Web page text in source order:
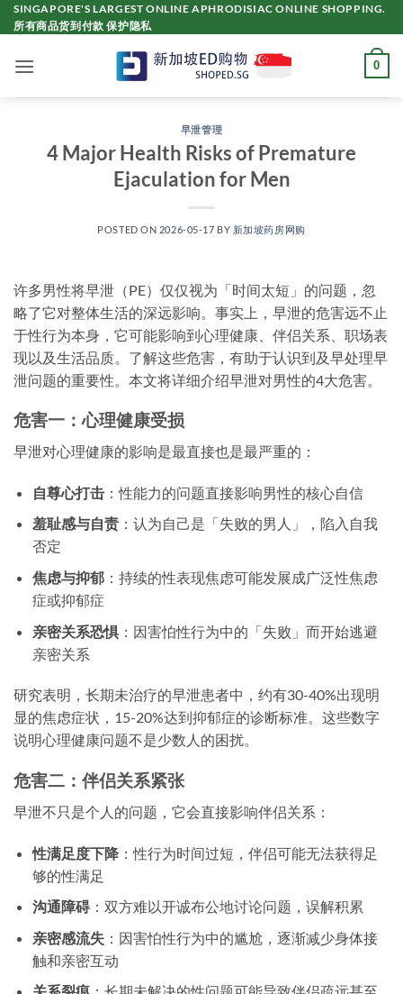
Skip
to
SINGAPORE'S LARGEST ONLINE APHRODISIAC ONLINE SHOPPING.
所有商品货到付款 保护隐私
0
早泄管理
4 Major Health Risks of Premature
Ejaculation for Men
POSTED ON 2026-05-17 BY 新加坡药房网购
许多男性将早泄（PE）仅仅视为「时间太短」的问题，忽
略了它对整体生活的深远影响。事实上，早泄的危害远不止
于性行为本身，它可能影响到心理健康、伴侣关系、职场表
现以及生活品质。了解这些危害，有助于认识到及早处理早
泄问题的重要性。本文将详细介绍早泄对男性的4大危害。
危害一：心理健康受损
早泄对心理健康的影响是最直接也是最严重的：
自尊心打击：性能力的问题直接影响男性的核心自信
羞耻感与自责：认为自己是「失败的男人」，陷入自我
否定
焦虑与抑郁：持续的性表现焦虑可能发展成广泛性焦虑
症或抑郁症
亲密关系恐惧：因害怕性行为中的「失败」而开始逃避
亲密关系
研究表明，长期未治疗的早泄患者中，约有30-40%出现明
显的焦虑症状，15-20%达到抑郁症的诊断标准。这些数字
说明心理健康问题不是少数人的困扰。
危害二：伴侣关系紧张
早泄不只是个人的问题，它会直接影响伴侣关系：
性满足度下降：性行为时间过短，伴侣可能无法获得足
够的性满足
沟通障碍：双方难以开诚布公地讨论问题，误解积累
亲密感流失：因害怕性行为中的尴尬，逐渐减少身体接
触和亲密互动